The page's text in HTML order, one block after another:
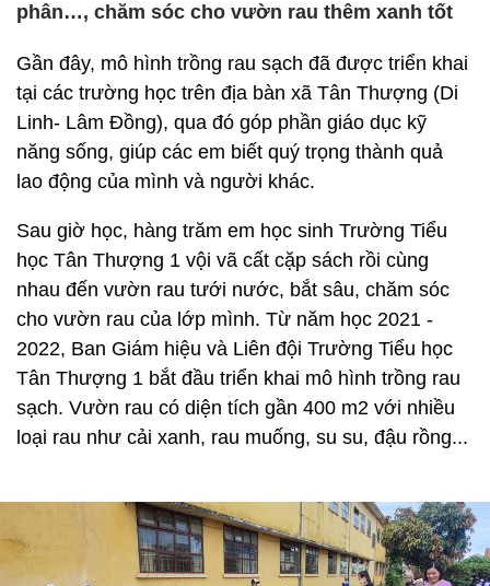
phân…, chăm sóc cho vườn rau thêm xanh tốt
Gần đây, mô hình trồng rau sạch đã được triển khai
tại các trường học trên địa bàn xã Tân Thượng (Di
Linh- Lâm Đồng), qua đó góp phần giáo dục kỹ
năng sống, giúp các em biết quý trọng thành quả
lao động của mình và người khác.
Sau giờ học, hàng trăm em học sinh Trường Tiểu
học Tân Thượng 1 vội vã cất cặp sách rồi cùng
nhau đến vườn rau tưới nước, bắt sâu, chăm sóc
cho vườn rau của lớp mình. Từ năm học 2021 -
2022, Ban Giám hiệu và Liên đội Trường Tiểu học
Tân Thượng 1 bắt đầu triển khai mô hình trồng rau
sạch. Vườn rau có diện tích gần 400 m2 với nhiều
loại rau như cải xanh, rau muống, su su, đậu rồng...